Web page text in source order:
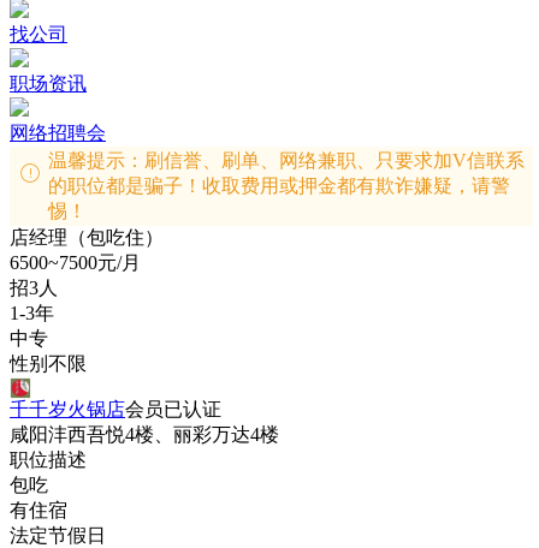
找公司
职场资讯
网络招聘会
温馨提示：刷信誉、刷单、网络兼职、只要求加V信联系
的职位都是骗子！收取费用或押金都有欺诈嫌疑，请警
惕！
店经理（包吃住）
6500~7500元/月
招3人
1-3年
中专
性别不限
千千岁火锅店会员已认证
咸阳沣西吾悦4楼、丽彩万达4楼
职位描述
包吃
有住宿
法定节假日